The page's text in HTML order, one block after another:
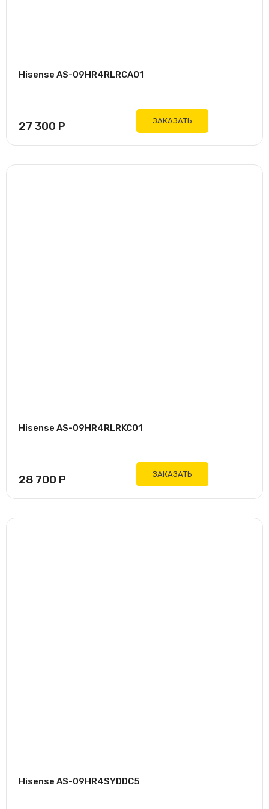
Hisense AS-09HR4RLRCA01
27 300 Р ЗАКАЗАТЬ
Hisense AS-09HR4RLRKC01
28 700 Р ЗАКАЗАТЬ
Hisense AS-09HR4SYDDC5